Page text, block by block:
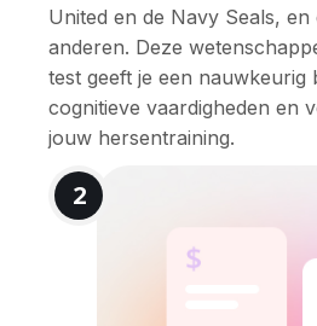
United en de Navy Seals, en
anderen. Deze
test geeft je een nauwkeurig
cognitieve vaardigheden en
jouw hersentraining.
2